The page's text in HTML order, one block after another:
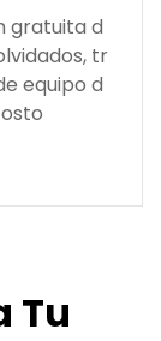
gratuita d
tr
equipo d
Tu